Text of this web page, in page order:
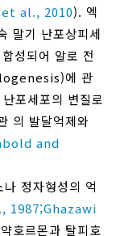
al., 2010). 엑
말기 난포상피세
되어 알로 전
에 관
포세포의 변질로
의 발달억제와
and
정자형성의 억
1987;Ghazawi
호르몬과 탈피호